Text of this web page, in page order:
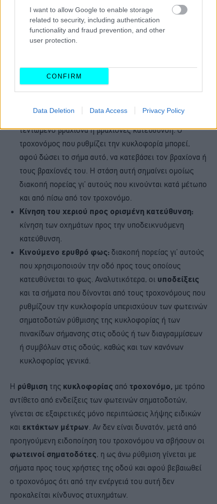
I want to allow Google to enable storage
related to security, including authentication
functionality and fraud prevention, and other
user protection.
CONFIRM
Data Deletion Data Access Privacy Policy
οδό, από όλες τις κατευθύνσεις πλην των οδηγών οι
οποίοι δεν μπορούν να διακόψουν την πορεία του
οχήματός τους αμέσως και ασφαλώς. Αν το σήμα αυτό
Βραχίονας ή βραχίονες τεντωμένοι οριζόντια:
διακοπή πορείας για όλους που χρησιμοποιούν την
οποία διέρχεται κάθετα προς την οριζόμενη με τον
τεντωμένο βραχίονα ή βραχίονες κατεύθυνση. Ο
τροχονόμος που ρυθμίζει την κυκλοφορία μπορεί,
αφού δώσει το σήμα αυτό, να κατεβάσει τον βραχίονα ή
τους βραχίονές του. Η στάση αυτή σημαίνει ομοίως
διακοπή πορείας γι’ αυτούς που κινούνται κατά μέτωπο
και από πίσω από τον τροχονόμο.
Κίνηση του χεριού προς ορισμένη κατεύθυνση:
κίνηση των οχημάτων προς την υποδεικνυόμενη
κατεύθυνση.
Κινούμενο ερυθρό φως: διακοπή πορείας γι’ αυτούς
που χρησιμοποιούν την οδό προς τους οποίους
κατευθύνεται το φως. Αναλυτικότερα, οι υποδείξεις
και τα σήματα που δίνονται από τους τροχονόμους που
ρυθμίζουν την κυκλοφορία υπερισχύουν των φωτεινών
σηματοδοτών ρύθμισης της κυκλοφορίας ή των
πινακίδων σήμανσης στις οδούς ή των διαγραμμίσεων
ή συμβόλων στις οδούς, καθώς και των κανόνων
κυκλοφορίας γενικά.
Η ρύθμιση της κυκλοφορίας από τροχονόμο, με τρόπο
αντίθετο από ενδείξεις των φωτεινών σηματοδοτών,
γίνεται σε εξαιρετικές μόνο περιπτώσεις λήψης ειδικών
και εκτάκτων μέτρων. Αν δεν είναι δυνατόν, μετά από
προηγούμενη ειδοποίηση του τροχονόμου να σβήσουν οι
φωτεινοί σηματοδότες, η ως άνω ρύθμιση γίνεται με
σήματα προς τους χρήστες της οδού και αφού βεβαιωθεί
ο τροχονόμος ότι από την ενέργειά του αυτή δεν
προκαλείται κίνδυνος ατυχημάτων.